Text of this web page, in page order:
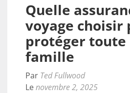
Quelle
voyage choisir
protéger toute
famille
Par Ted Fullwood
Lenovembre 2, 2025